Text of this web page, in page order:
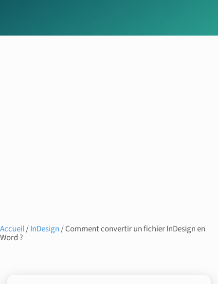
Accueil/InDesign/ Comment convertir un fichier InDesign en
Word ?